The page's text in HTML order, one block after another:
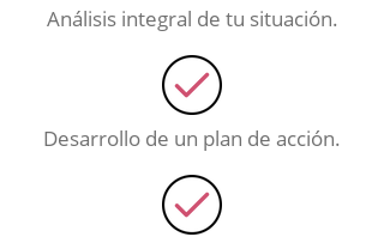
Análisis integral de tu situación.
Desarrollo de un plan de acción.